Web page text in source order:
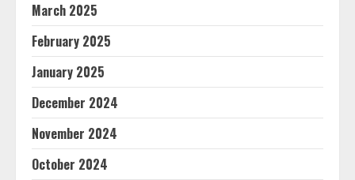
March 2025
February 2025
January 2025
December 2024
November 2024
October 2024